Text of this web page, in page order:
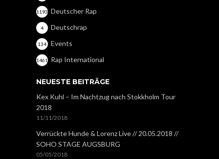
Deutscher Rap
1193
Deutschrap
4
Events
134
Rap International
1461
NEUESTE BEITRÄGE
Kex Kuhl – Im Nachtzug nach Stokkholm Tour
2018
11/11/2018
Verrückte Hunde & Lorenz Live // 20.05.2018 //
SOHO STAGE AUGSBURG
05/05/2018